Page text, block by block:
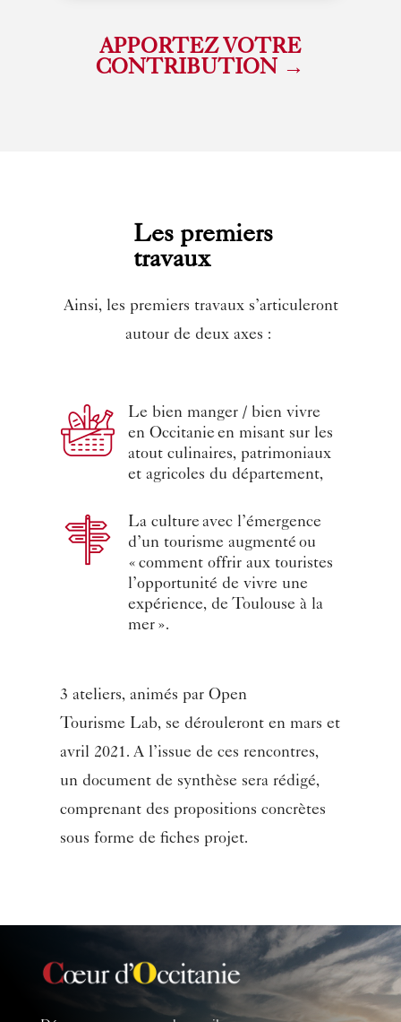
APPORTEZ VOTRE
CONTRIBUTION →
Les premiers
travaux
Ainsi, les premiers travaux s’articuleront
autour de deux axes :
Le bien manger / bien vivre
en Occitanie en misant sur les
atout culinaires, patrimoniaux
et agricoles du département,
La culture avec l’émergence
d’un tourisme augmenté ou
« comment offrir aux touristes
l’opportunité de vivre une
expérience, de Toulouse à la
mer ».
3 ateliers, animés par Open
Tourisme Lab, se dérouleront en mars et
avril 2021. A l’issue de ces rencontres,
un document de synthèse sera rédigé,
comprenant des propositions concrètes
sous forme de fiches projet.